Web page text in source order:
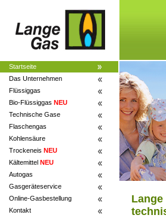
Startseite
Das Unternehmen
Flüssiggas
Bio-Flüssiggas NEU
Technische Gase
Flaschengas
Kohlensäure
Trockeneis NEU
Kältemittel NEU
Autogas
Gasgeräteservice
Online-Gasbestellung
Kontakt